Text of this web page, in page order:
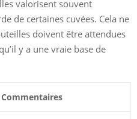
valorisent souvent
de certaines cuvées. Cela ne
doivent être attendues
y a une vraie base de
Commentaires